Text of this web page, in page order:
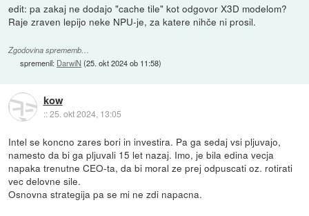
edit: pa zakaj ne dodajo "cache tile" kot odgovor X3D modelom?
Raje zraven lepijo neke NPU-je, za katere nihče ni prosil.
Zgodovina sprememb…
spremenil: DarwiN (25. okt 2024 ob 11:58)
kow
::25. okt 2024, 13:05
Intel se koncno zares bori in investira. Pa ga sedaj vsi pljuvajo,
namesto da bi ga pljuvali 15 let nazaj. Imo, je bila edina vecja
napaka trenutne CEO-ta, da bi moral ze prej odpuscati oz. rotirati
vec delovne sile.
Osnovna strategija pa se mi ne zdi napacna.